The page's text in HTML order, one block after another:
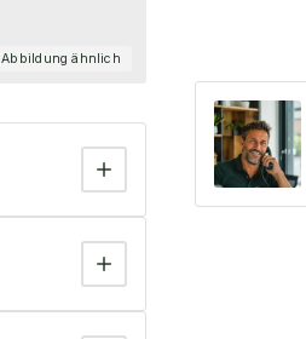
Abbildung ähnlich